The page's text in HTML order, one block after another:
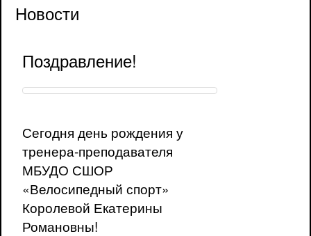
Новости
Поздравление!
Сегодня день рождения у
тренера-преподавателя
МБУДО СШОР
«Велосипедный спорт»
Королевой Екатерины
Романовны!